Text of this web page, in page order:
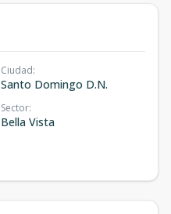
Ciudad:
Santo Domingo D.N.
Sector:
Bella Vista